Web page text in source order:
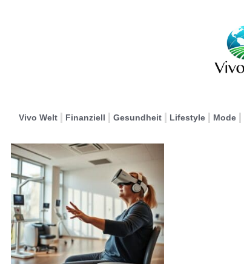
Vivo Welt Finanziell Gesundheit Lifestyle Mode